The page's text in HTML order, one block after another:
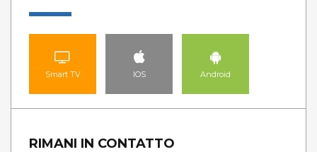
Smart TV IOS Android
RIMANI IN CONTATTO